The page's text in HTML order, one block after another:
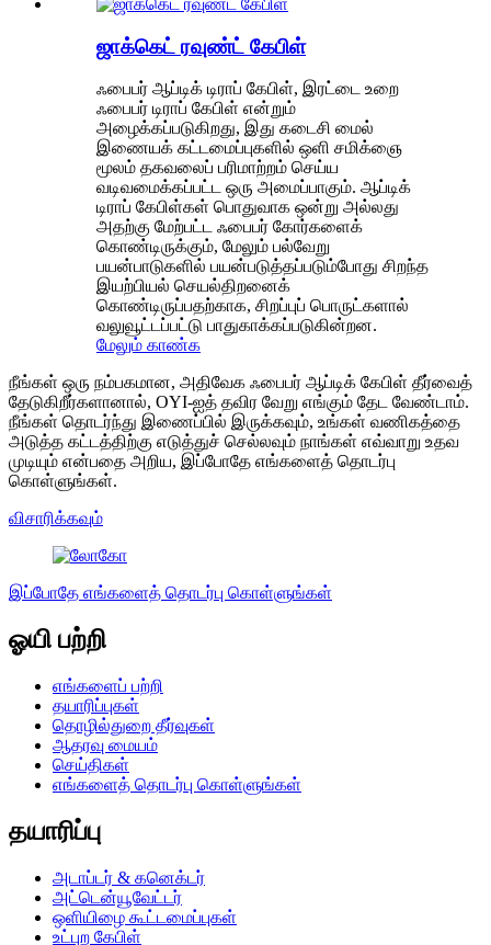
ஜாக்கெட் ரவுண்ட் கேபிள்
ஃபைபர் ஆப்டிக் டிராப் கேபிள், இரட்டை உறை
ஃபைபர் டிராப் கேபிள் என்றும்
அழைக்கப்படுகிறது, இது கடைசி மைல்
இணையக் கட்டமைப்புகளில் ஒளி சமிக்ஞை
மூலம் தகவலைப் பரிமாற்றம் செய்ய
வடிவமைக்கப்பட்ட ஒரு அமைப்பாகும். ஆப்டிக்
டிராப் கேபிள்கள் பொதுவாக ஒன்று அல்லது
அதற்கு மேற்பட்ட ஃபைபர் கோர்களைக்
கொண்டிருக்கும், மேலும் பல்வேறு
பயன்பாடுகளில் பயன்படுத்தப்படும்போது சிறந்த
இயற்பியல் செயல்திறனைக்
கொண்டிருப்பதற்காக, சிறப்புப் பொருட்களால்
வலுவூட்டப்பட்டு பாதுகாக்கப்படுகின்றன.
மேலும் காண்க
நீங்கள் ஒரு நம்பகமான, அதிவேக ஃபைபர் ஆப்டிக் கேபிள் தீர்வைத்
தேடுகிறீர்களானால், OYI-ஐத் தவிர வேறு எங்கும் தேட வேண்டாம்.
நீங்கள் தொடர்ந்து இணைப்பில் இருக்கவும், உங்கள் வணிகத்தை
அடுத்த கட்டத்திற்கு எடுத்துச் செல்லவும் நாங்கள் எவ்வாறு உதவ
முடியும் என்பதை அறிய, இப்போதே எங்களைத் தொடர்பு
கொள்ளுங்கள்.
விசாரிக்கவும்
இப்போதே எங்களைத் தொடர்பு கொள்ளுங்கள்
ஓயி பற்றி
எங்களைப் பற்றி
தயாரிப்புகள்
தொழில்துறை தீர்வுகள்
ஆதரவு மையம்
செய்திகள்
எங்களைத் தொடர்பு கொள்ளுங்கள்
தயாரிப்பு
அடாப்டர் & கனெக்டர்
அட்டென்யூவேட்டர்
ஒளியிழை கூட்டமைப்புகள்
உட்புற கேபிள்